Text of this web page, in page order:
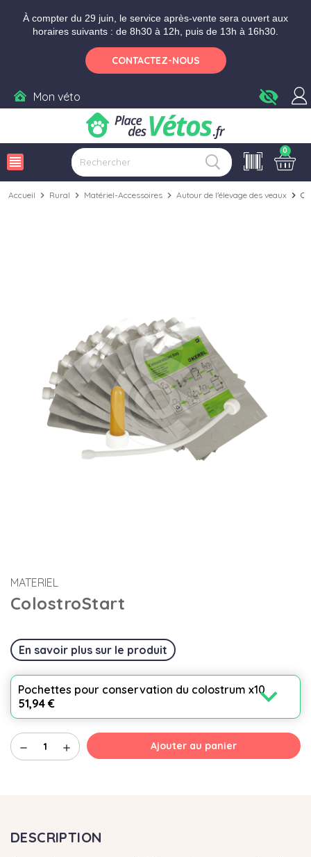
À compter du 29 juin, le service après-vente sera ouvert aux
horaires suivants : de 8h30 à 12h, puis de 13h à 16h30.
CONTACTEZ-NOUS
Mon véto visibility_off
view_headline
0
Accueil chevron_right Rural chevron_right Matériel-Accessoires chevron_right Autour de l'élevage des veaux chevron_right
MATERIEL
ColostroStart
En savoir plus sur le produit
Pochettes pour conservation du colostrum x10
51,94 €
expand_more
remove add Ajouter au panier
DESCRIPTION